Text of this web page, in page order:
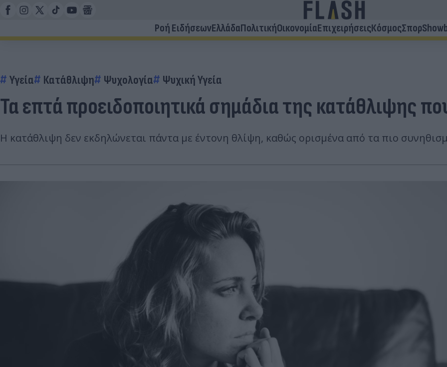
Ροή ΕιδήσεωνΕλλάδαΠολιτικήΟικονομίαΕπιχειρήσειςΚόσμοςΣπορ
Υγεία Κατάθλιψη Ψυχολογία Ψυχική Υγεία
Τα επτά προειδοποιητικά σημάδια της κατάθλιψης
Η κατάθλιψη δεν εκδηλώνεται πάντα με έντονη θλίψη, καθώς ορισμένα από τα πιο